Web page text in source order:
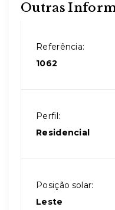
Outras
Referência:
1062
Perfil:
Residencial
Posição solar:
Leste